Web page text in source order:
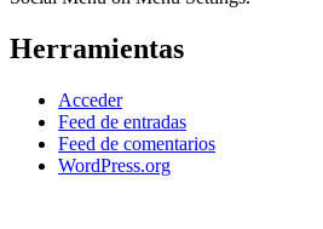
Herramientas
Acceder
Feed de entradas
Feed de comentarios
WordPress.org